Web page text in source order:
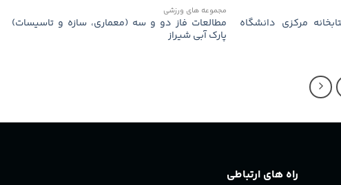
مركزی دانشگاه
مجموعه های ورزشی
مطالعات فاز دو و سه (معماری، سازه و تاسیسات)
پارک آبی شیراز
راه های ارتباطی